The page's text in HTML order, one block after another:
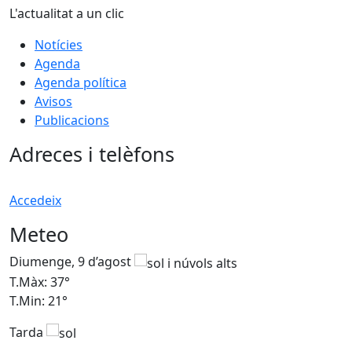
L'actualitat a un clic
Notícies
Agenda
Agenda política
Avisos
Publicacions
Adreces i telèfons
Accedeix
Meteo
Diumenge, 9 d’agost
T.Màx: 37°
T.Min: 21°
Tarda